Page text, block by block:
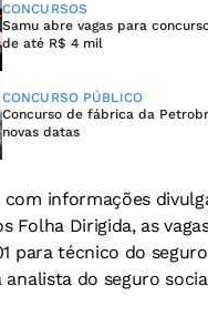
CONCURSOS
Samu abre vagas para
de até R$ 4 mil
CONCURSO PÚBLICO
Concurso de fábrica da
novas datas
com informações
Folha Dirigida, as
para técnico do
analista do seguro